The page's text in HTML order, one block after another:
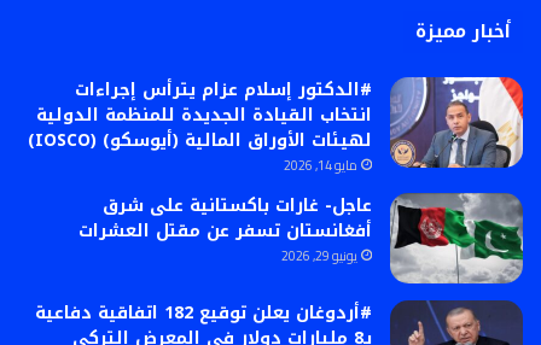
أخبار مميزة
#الدكتور إسلام عزام يترأس إجراءات
انتخاب القيادة الجديدة للمنظمة الدولية
لهيئات الأوراق المالية (أيوسكو) (IOSCO)
مايو 14, 2026
عاجل- غارات باكستانية على شرق
أفغانستان تسفر عن مقتل العشرات
يونيو 29, 2026
#أردوغان يعلن توقيع 182 اتفاقية دفاعية